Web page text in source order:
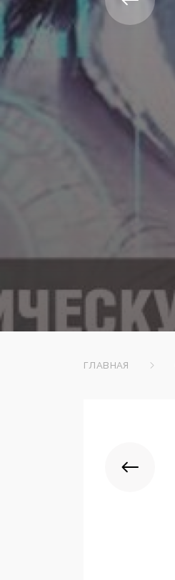
ГЛАВНАЯ